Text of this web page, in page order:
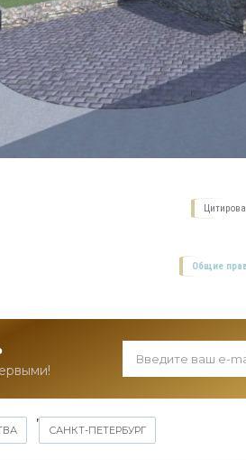
Общие
,
САНКТ-ПЕТЕРБУРГ